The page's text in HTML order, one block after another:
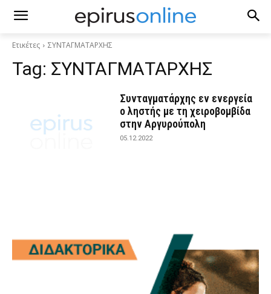
Ετικέτες ΣΥΝΤΑΓΜΑΤΑΡΧΗΣ
Tag: ΣΥΝΤΑΓΜΑΤΑΡΧΗΣ
Συνταγματάρχης εν ενεργεία
ο ληστής με τη χειροβομβίδα
στην Αργυρούπολη
05.12.2022